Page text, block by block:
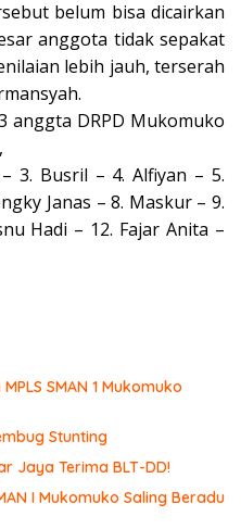
belum bisa dicairkan
anggota tidak sepakat
lebih jauh, terserah
anggta DRPD Mukomuko
3. Busril – 4. Alfiyan – 5.
Janas – 8. Maskur – 9.
Hadi – 12. Fajar Anita –
SMAN 1 Mukomuko
Stunting
Jaya Terima BLT-DD!
I Mukomuko Saling Beradu